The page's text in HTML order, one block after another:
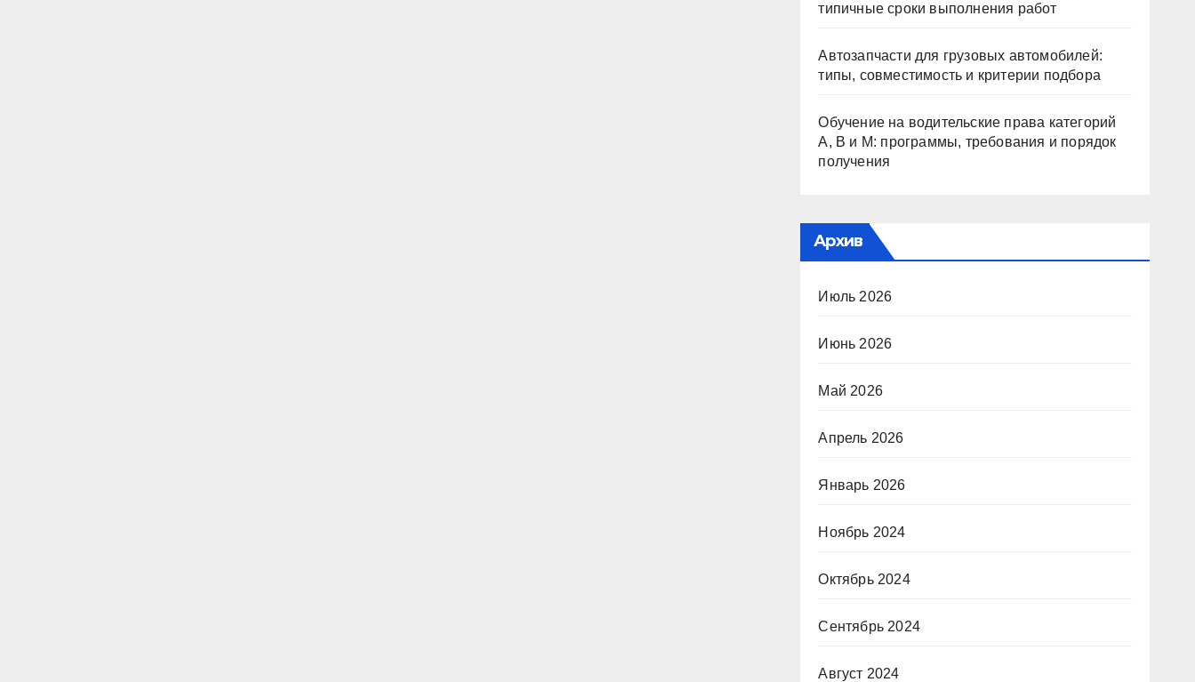
типичные сроки выполнения работ
Автозапчасти для грузовых автомобилей:
типы, совместимость и критерии подбора
Обучение на водительские права категорий
A, B и M: программы, требования и порядок
получения
Архив
Июль 2026
Июнь 2026
Май 2026
Апрель 2026
Январь 2026
Ноябрь 2024
Октябрь 2024
Сентябрь 2024
Август 2024